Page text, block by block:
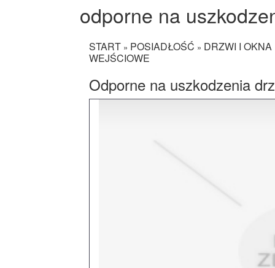
odporne na
START » POSIADŁOŚĆ » DRZWI I OKNA
WEJŚCIOWE
Odporne na uszkodzenia